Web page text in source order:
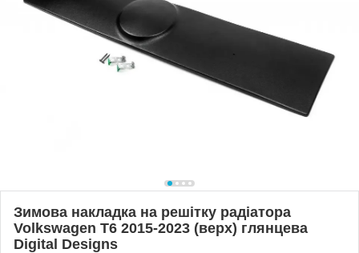
Зимова накладка на решітку радіатора
Volkswagen T6 2015-2023 (верх) глянцева
Digital Designs